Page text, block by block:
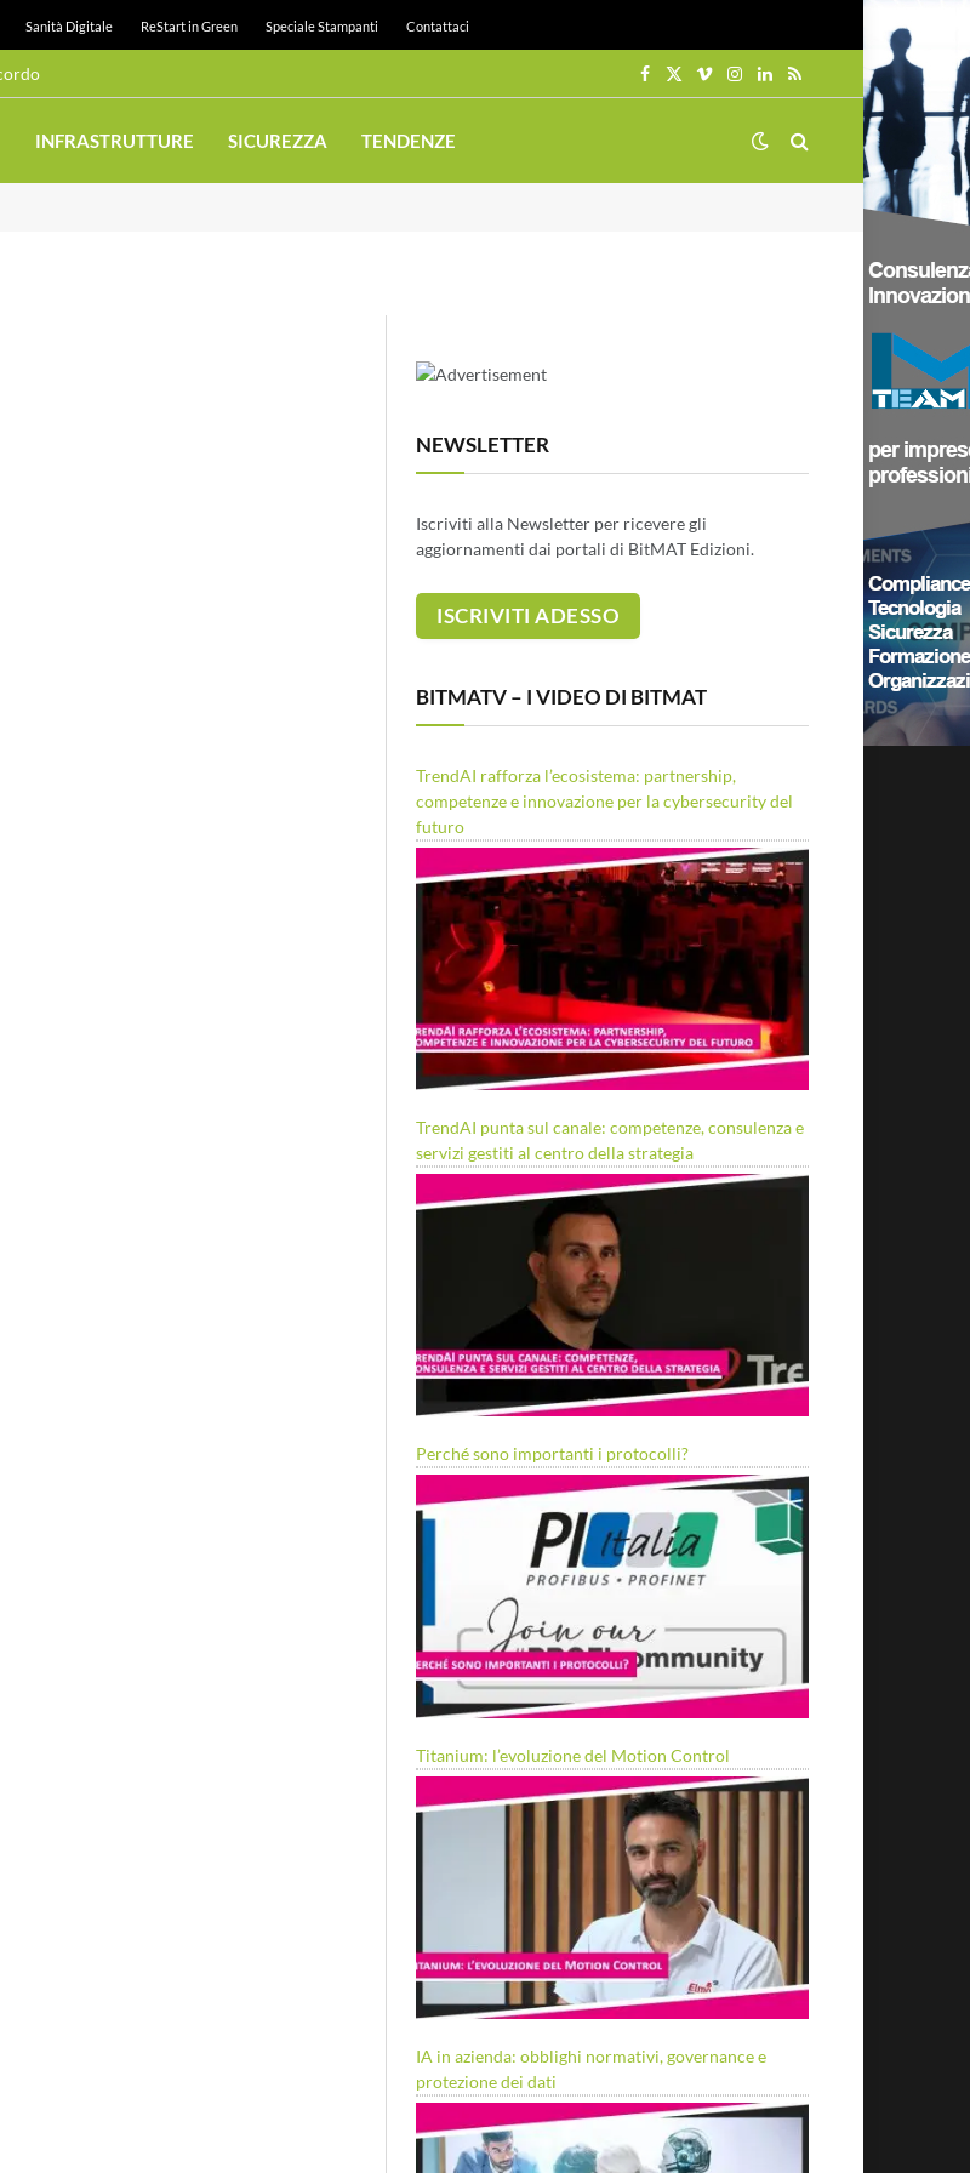
Sanità Digitale ReStart in Green Speciale Stampanti Contattaci
Facebook
X
VimeoInstagram
LinkedIn
RSS
INFRASTRUTTURE SICUREZZA TENDENZE
NEWSLETTER
Iscriviti alla Newsletter per ricevere gli
aggiornamenti dai portali di BitMAT Edizioni.
BITMATV – I VIDEO DI BITMAT
TrendAI rafforza l’ecosistema: partnership,
competenze e innovazione per la cybersecurity del
futuro
TrendAI punta sul canale: competenze, consulenza e
servizi gestiti al centro della strategia
Perché sono importanti i protocolli?
Titanium: l’evoluzione del Motion Control
IA in azienda: obblighi normativi, governance e
protezione dei dati